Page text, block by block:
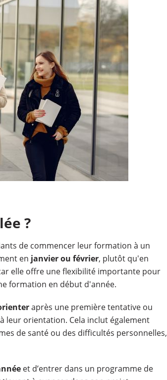
?
de commencer leur formation à un
en janvier ou février, plutôt qu'en
elle offre une flexibilité importante pour
formation en début d'année.
après une première tentative ou
leur orientation. Cela inclut également
de santé ou des difficultés personnelles,
et d’entrer dans un programme de